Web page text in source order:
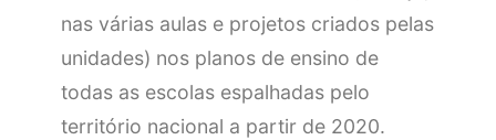
nas várias aulas e projetos criados pelas
unidades) nos planos de ensino de
todas as escolas espalhadas pelo
território nacional a partir de 2020.